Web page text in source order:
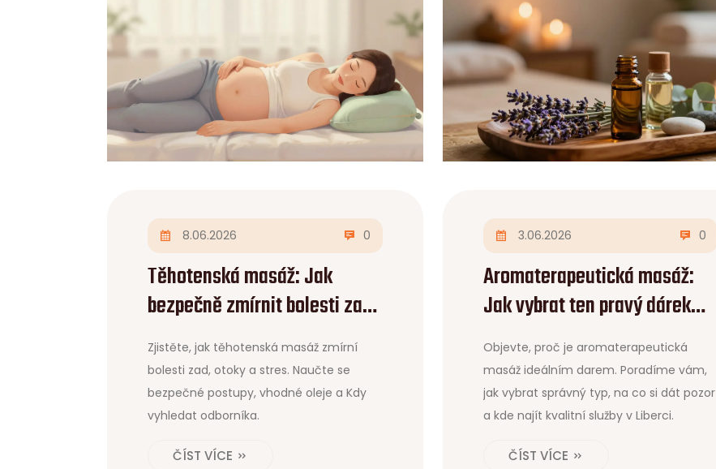
8.06.2026 0
Těhotenská masáž: Jak
bezpečně zmírnit bolesti zad,
otoky a stres
Zjistěte, jak těhotenská masáž zmírní
bolesti zad, otoky a stres. Naučte se
bezpečné postupy, vhodné oleje a Kdy
vyhledat odborníka.
ČÍST VÍCE
3.06.2026 0
Aromaterapeutická masáž:
Jak vybrat ten pravý dárek
pro relaxaci
Objevte, proč je aromaterapeutická
masáž ideálním darem. Poradíme vám,
jak vybrat správný typ, na co si dát pozor
a kde najít kvalitní služby v Liberci.
ČÍST VÍCE